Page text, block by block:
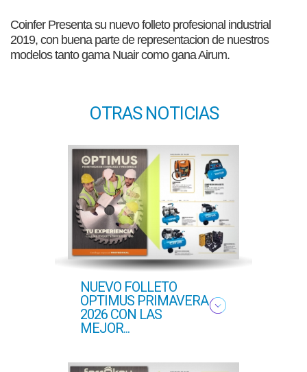
Coinfer Presenta su nuevo folleto profesional industrial
2019, con buena parte de representacion de nuestros
modelos tanto gama Nuair como gana Airum.
OTRAS NOTICIAS
NUEVO FOLLETO
OPTIMUS PRIMAVERA
2026 CON LAS
MEJOR...